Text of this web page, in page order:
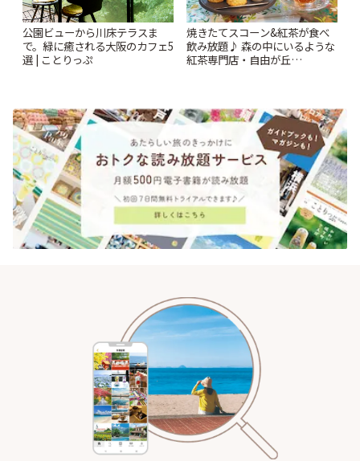
公園ビューから川床テラスま
で。緑に癒される大阪のカフェ5
選 | ことりっぷ
焼きたてスコーン&紅茶が食べ
飲み放題♪ 森の中にいるような
紅茶専門店・自由が丘